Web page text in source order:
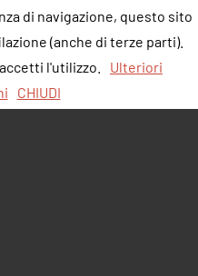
di navigazione, questo sito
(anche di terze parti).
l'utilizzo.
Ulteriori
CHIUDI